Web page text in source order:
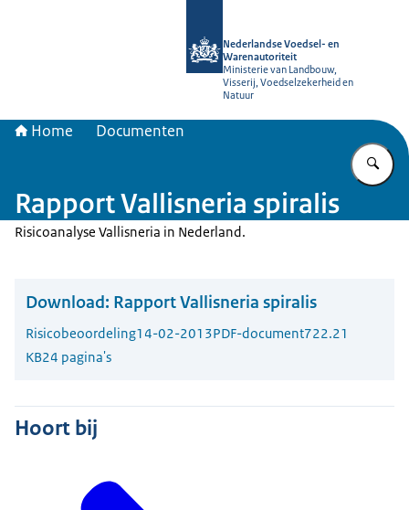
Nederlandse Voedsel- en
Warenautoriteit
Ministerie van Landbouw,
Visserij, Voedselzekerheid en
Natuur
Home Documenten
Rapport Vallisneria spiralis
Risicoanalyse Vallisneria in Nederland.
Download: Rapport Vallisneria spiralis
Risicobeoordeling14-02-2013PDF-document722.21
KB24 pagina's
Hoort bij